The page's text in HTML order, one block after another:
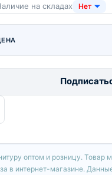
на складах Нет
оптом и розницу. Товар
в интернет-магазине.